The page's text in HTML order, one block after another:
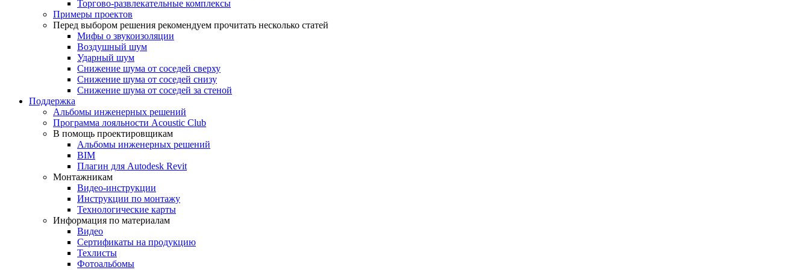
Торгово-развлекательные комплексы
Примеры проектов
Перед выбором решения рекомендуем прочитать несколько статей
Мифы о звукоизоляции
Воздушный шум
Ударный шум
Снижение шума от соседей сверху
Снижение шума от соседей снизу
Снижение шума от соседей за стеной
Поддержка
Альбомы инженерных решений
Программа лояльности Acoustic Club
В помощь проектировщикам
Альбомы инженерных решений
BIM
Плагин для Autodesk Revit
Монтажникам
Видео-инструкции
Инструкции по монтажу
Технологические карты
Информация по материалам
Видео
Сертификаты на продукцию
Техлисты
Фотоальбомы